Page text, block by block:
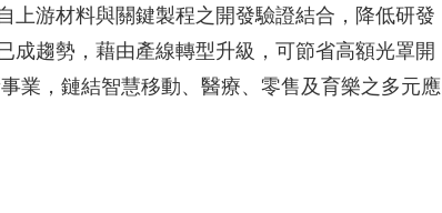
游材料與關鍵製程之開發驗證結合，降低研發
成趨勢，藉由產線轉型升級，可節省高額光罩開
業，鏈結智慧移動、醫療、零售及育樂之多元應